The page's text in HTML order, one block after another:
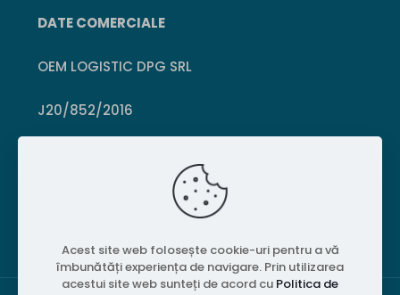
DATE COMERCIALE
OEM LOGISTIC DPG SRL
J20/852/2016
Crișcior, Hunedoara
Acest site web folosește cookie-uri pentru a vă
îmbunătăți experiența de navigare. Prin utilizarea
acestui site web sunteți de acord cu Politica de